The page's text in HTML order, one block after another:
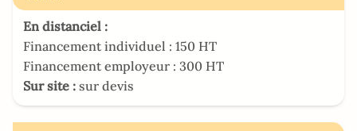
En distanciel :
Financement individuel : 150 HT
Financement employeur : 300 HT
Sur site : sur devis